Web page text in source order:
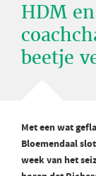
HDM
beetje
Met een wat
Bloemendaal
week van het